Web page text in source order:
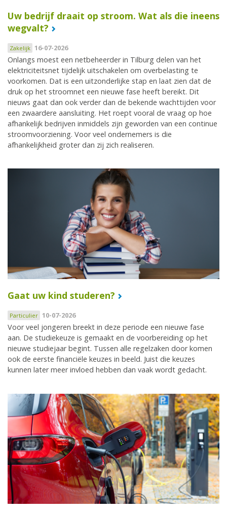
Uw bedrijf draait op stroom. Wat als die ineens
wegvalt?
Zakelijk 16-07-2026
Onlangs moest een netbeheerder in Tilburg delen van het
elektriciteitsnet tijdelijk uitschakelen om overbelasting te
voorkomen. Dat is een uitzonderlijke stap en laat zien dat de
druk op het stroomnet een nieuwe fase heeft bereikt. Dit
nieuws gaat dan ook verder dan de bekende wachttijden voor
een zwaardere aansluiting. Het roept vooral de vraag op hoe
afhankelijk bedrijven inmiddels zijn geworden van een continue
stroomvoorziening. Voor veel ondernemers is die
afhankelijkheid groter dan zij zich realiseren.
Gaat uw kind studeren?
Particulier 10-07-2026
Voor veel jongeren breekt in deze periode een nieuwe fase
aan. De studiekeuze is gemaakt en de voorbereiding op het
nieuwe studiejaar begint. Tussen alle regelzaken door komen
ook de eerste financiële keuzes in beeld. Juist die keuzes
kunnen later meer invloed hebben dan vaak wordt gedacht.